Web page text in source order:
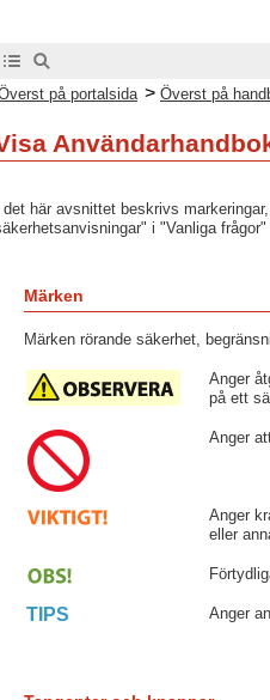
på portalsida > Överst på
I det här avsnittet beskrivs
i "Vanliga
Märken
Märken rörande säkerhet,
Anger
på ett
Anger
Anger
eller
TIPS Anger